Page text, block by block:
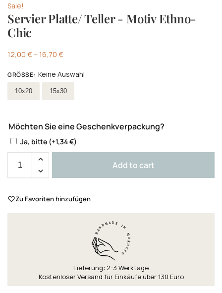
Sale!
Servier Platte/ Teller - Motiv Ethno-
Chic
12,00€ –16,70€
GRÖSSE : Keine Auswahl
Wählen Größe
10x20 15x30
Möchten Sie eine Geschenkverpackung?
Ja, bitte (+1,34€)
Add to cart
Zu Favoriten hinzufügen
Lieferung: 2-3 Werktage
Kostenloser Versand für Einkäufe über 130 Euro